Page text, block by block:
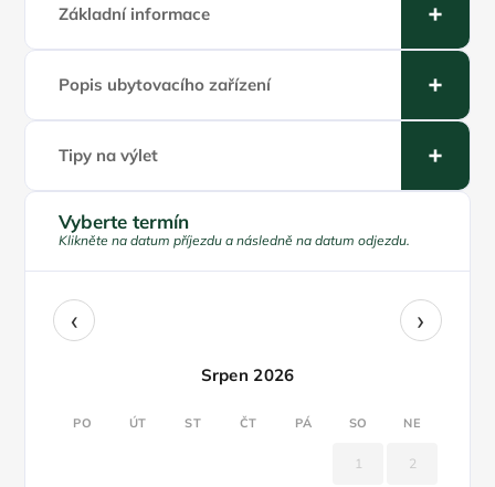
Základní informace
Popis ubytovacího zařízení
Tipy na výlet
Vyberte termín
Klikněte na datum příjezdu a následně na datum odjezdu.
‹ ›
Srpen 2026
PO ÚT ST ČT PÁ SO NE
1 2